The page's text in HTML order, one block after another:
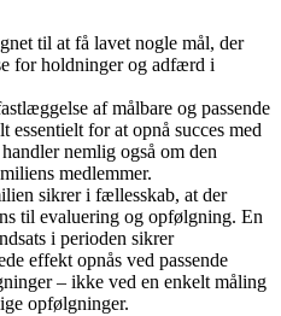
til at få lavet nogle mål, der
for holdninger og adfærd i
af målbare og passende
for at opnå succes med
nemlig også om den
medlemmer.
sikrer i fællesskab, at der
til evaluering og opfølgning. En
i perioden sikrer
effekt opnås ved passende
– ikke ved en enkelt måling
opfølgninger.